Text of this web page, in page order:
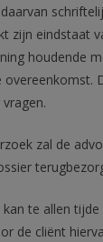
zijn eindstaat
houdende
overeenkomst.
zal de
te allen tijde
de cliënt